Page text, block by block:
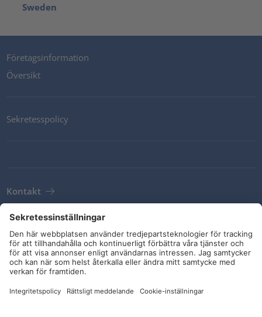
Sweden
Företagsinformation
Översikt
Sekretesspolicy
Kontakt
Leveransvillkor
Riktlinjer och åtaganden
Sociala medier